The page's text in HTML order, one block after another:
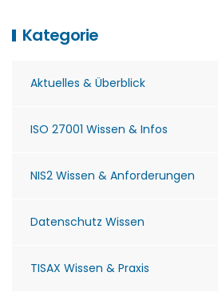
Kategorie
Aktuelles & Überblick
ISO 27001 Wissen & Infos
NIS2 Wissen & Anforderungen
Datenschutz Wissen
TISAX Wissen & Praxis